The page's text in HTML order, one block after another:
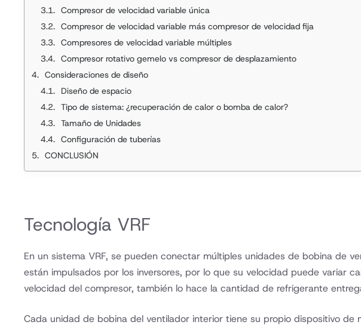
Compresor de velocidad variable única
Compresor de velocidad variable más compresor de velocidad fija
Compresores de velocidad variable múltiples
Compresor rotativo gemelo vs compresor de desplazamiento
Consideraciones de diseño
Diseño de espacio
Tipo de sistema: ¿recuperación de calor o bomba de calor?
Tamaño de Unidades
Configuración de tuberías
CONCLUSIÓN
Tecnología VRF
En un sistema VRF, se pueden conectar múltiples unidades de bobina de
están impulsados por los inversores, por lo que su velocidad puede variar
velocidad del compresor, también lo hace la cantidad de refrigerante
Cada unidad de bobina del ventilador interior tiene su propio dispositivo